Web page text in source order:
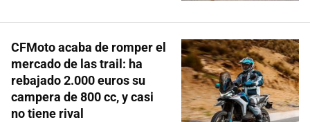
CFMoto acaba de romper el
mercado de las trail: ha
rebajado 2.000 euros su
campera de 800 cc, y casi
no tiene rival